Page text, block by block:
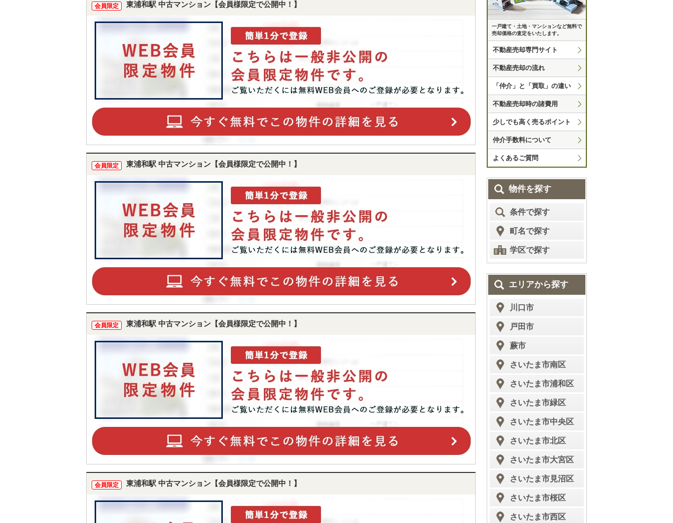
会員限定 東浦和駅 中古マンション【会員様限定で公開中！】
会員限定 東浦和駅 中古マンション【会員様限定で公開中！】
会員限定 東浦和駅 中古マンション【会員様限定で公開中！】
会員限定 東浦和駅 中古マンション【会員様限定で公開中！】
一戸建て・土地・マンションなど無料で
売却価格の査定をいたします。
不動産売却専門サイト
不動産売却の流れ
「仲介」と「買取」の違い
不動産売却時の諸費用
少しでも高く売るポイント
仲介手数料について
よくあるご質問
物件を探す
条件で探す
町名で探す
学区で探す
エリアから探す
川口市
戸田市
蕨市
さいたま市南区
さいたま市浦和区
さいたま市緑区
さいたま市中央区
さいたま市北区
さいたま市大宮区
さいたま市見沼区
さいたま市桜区
さいたま市西区